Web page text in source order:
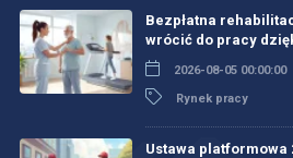
Bezpłatna
wrócić do pracy
2026-08-05 00:00:00
Rynek pracy
Ustawa platformowa